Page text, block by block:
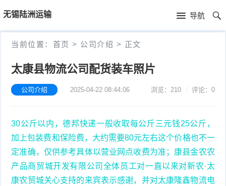
无锡陆洲运输 导航
首
页
首
当前位置： 首页 > 公司介绍 > 正文
太康县物流公司配货装车照片
公司介绍 2025-04-22 08:44:06 浏览：210 评论：0
30公斤以内，德邦快递一般收取每公斤三元钱25公斤，
加上包装费和保险费，大约需要80元左右这个价格也不一
定准确，仅供参考具体以营业网点收费为准；康县金农农
产品商贸城开发有限公司全体员工对一直以来对新农·太
康农贸城关心支持的来宾表示感谢，并对太康隆鑫物流电